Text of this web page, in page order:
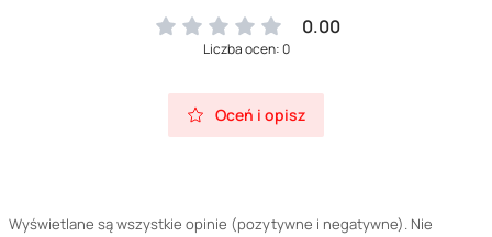
0.00
Liczba ocen: 0
Oceń i opisz
Wyświetlane są wszystkie opinie (pozytywne i negatywne). Nie